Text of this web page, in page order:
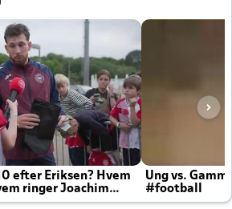
efter Eriksen? Hvem
ringer Joachim
Ung vs.
#football